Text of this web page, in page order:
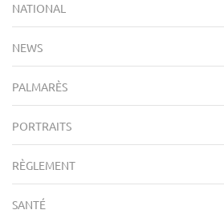
NATIONAL
NEWS
PALMARÈS
PORTRAITS
RÈGLEMENT
SANTÉ